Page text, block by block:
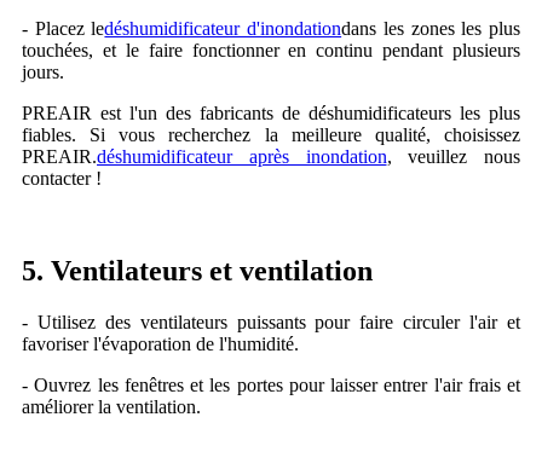
- Placez ledéshumidificateur d'inondationdans les zones les plus
touchées, et le faire fonctionner en continu pendant plusieurs
jours.
PREAIR est l'un des fabricants de déshumidificateurs les plus
fiables. Si vous recherchez la meilleure qualité, choisissez
PREAIR.déshumidificateur après inondation, veuillez nous
contacter !
5. Ventilateurs et ventilation
- Utilisez des ventilateurs puissants pour faire circuler l'air et
favoriser l'évaporation de l'humidité.
- Ouvrez les fenêtres et les portes pour laisser entrer l'air frais et
améliorer la ventilation.